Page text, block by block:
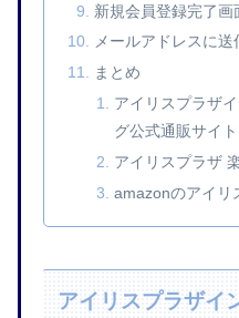
新規会員登録完了画
メールアドレスに送
まとめ
アイリスプラザ
グ公式通販サイト
アイリスプラザ
amazonのアイリ
アイリスプラザイ